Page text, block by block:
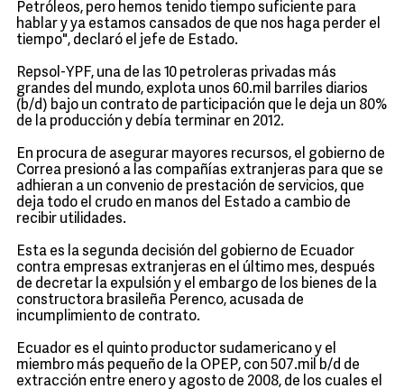
Petróleos, pero hemos tenido tiempo suficiente para
hablar y ya estamos cansados de que nos haga perder el
tiempo", declaró el jefe de Estado.
Repsol-YPF, una de las 10 petroleras privadas más
grandes del mundo, explota unos 60.mil barriles diarios
(b/d) bajo un contrato de participación que le deja un 80%
de la producción y debía terminar en 2012.
En procura de asegurar mayores recursos, el gobierno de
Correa presionó a las compañías extranjeras para que se
adhieran a un convenio de prestación de servicios, que
deja todo el crudo en manos del Estado a cambio de
recibir utilidades.
Esta es la segunda decisión del gobierno de Ecuador
contra empresas extranjeras en el último mes, después
de decretar la expulsión y el embargo de los bienes de la
constructora brasileña Perenco, acusada de
incumplimiento de contrato.
Ecuador es el quinto productor sudamericano y el
miembro más pequeño de la OPEP, con 507.mil b/d de
extracción entre enero y agosto de 2008, de los cuales el